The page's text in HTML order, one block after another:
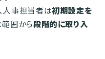
人事担当者は初期設定を
範囲から段階的に取り入